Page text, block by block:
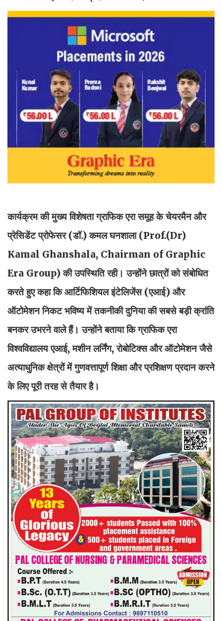
कार्यक्रम की मुख्य विशेषता ग्राफिक एरा समूह के चेयरमैन और
प्रेसिडेंट प्रोफेसर (डॉ.) कमल घनशाला (Prof.(Dr)
Kamal Ghanshala, Chairman of Graphic
Era Group) की उपस्थिति रही। उन्होंने छात्रों को संबोधित
करते हुए कहा कि आर्टिफिशियल इंटेलिजेंस (एआई) और
ऑटोमेशन निकट भविष्य में तकनीकी दुनिया की सबसे बड़ी क्रांति
बनकर उभरने वाले हैं। उन्होंने बताया कि ग्राफिक एरा
विश्वविद्यालय एआई, मशीन लर्निंग, रोबोटिक्स और ऑटोमेशन जैसे
अत्याधुनिक क्षेत्रों में गुणवत्तापूर्ण शिक्षा और प्रशिक्षण प्रदान करने
के लिए पूरी तरह से तैयार है।